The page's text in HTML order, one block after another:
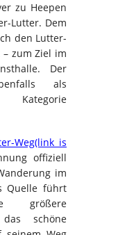
zu Heepen
Lutter. Dem
den Lutter-
zum Ziel im
Der
als
Weg(link is
offiziell
im
Quelle führt
das schöne